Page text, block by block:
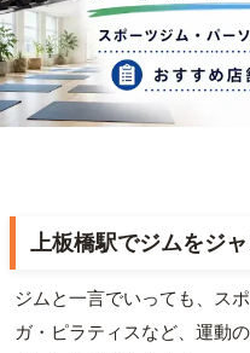
上板橋駅でジムをジ
ジムと一言でいっても、ス
ガ・ピラティスなど、運動